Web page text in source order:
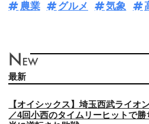
農業
グルメ 気象
最新
【オイシックス】埼玉西武ライオ
／4回小西のタイムリーヒットで